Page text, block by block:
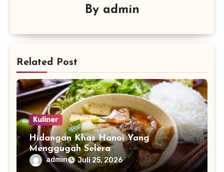
By admin
Related Post
Kuliner
Hidangan Khas Hanoi Yang
Menggugah Selera
admin Juli 25, 2026